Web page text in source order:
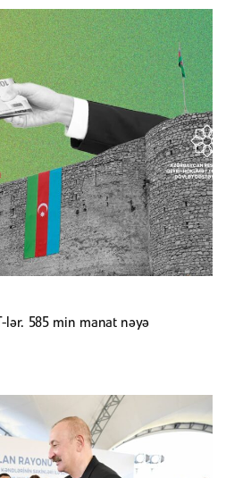
lər. 585 min manat nəyə